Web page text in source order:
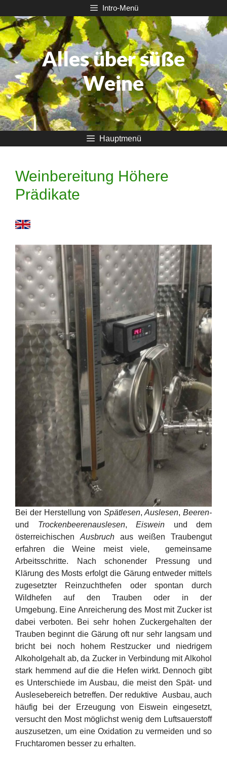
Inhalt
springen
Intro-Menü
Alles über süße
Weine
Hauptmenü
Weinbereitung Höhere
Prädikate
Bei der Herstellung von Spätlesen, Auslesen, Beeren-
und
Trockenbeerenauslesen, Eiswein und dem
österreichischen Ausbruchaus weißen Traubengut
erfahren die Weine meist viele, gemeinsame
Arbeitsschritte. Nach schonender Pressung und
Klärung des Mosts erfolgt die Gärung entweder mittels
zugesetzter Reinzuchthefen oder spontan durch
Wildhefen auf den Trauben oder in der
Umgebung. Eine Anreicherung des Most mit Zucker ist
dabei verboten. Bei sehr hohen Zuckergehalten der
Trauben beginnt die Gärung oft nur sehr langsam und
bricht bei noch hohem Restzucker und niedrigem
Alkoholgehalt ab, da Zucker in Verbindung mit Alkohol
stark hemmend auf die die Hefen wirkt. Dennoch gibt
es Unterschiede im Ausbau, die meist den Spät- und
Auslesebereich betreffen. Der reduktive Ausbau, auch
häufig bei der Erzeugung von Eiswein eingesetzt,
versucht den Most möglichst wenig dem Luftsauerstoff
auszusetzen, um eine Oxidation zu vermeiden und so
Fruchtaromen besser zu erhalten.